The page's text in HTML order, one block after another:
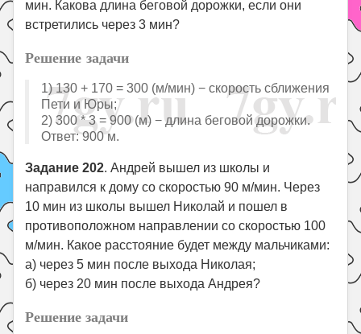
мин. Какова длина беговой дорожки, если они
встретились через 3 мин?
Решение задачи
1) 130 + 170 = 300 (м/мин) − скорость сближения
Пети и Юры;
2) 300 * 3 = 900 (м) − длина беговой дорожки.
Ответ: 900 м.
Задание 202. Андрей вышел из школы и
направился к дому со скоростью 90 м/мин. Через
10 мин из школы вышел Николай и пошел в
противоположном направлении со скоростью 100
м/мин. Какое расстояние будет между мальчиками:
а) через 5 мин после выхода Николая;
б) через 20 мин после выхода Андрея?
Решение задачи